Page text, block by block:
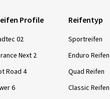
Profile
02
Next 2
Road 4
6
Reifentyp
Sportreifen
Enduro Reifen
Quad Reifen
Classic Reifen